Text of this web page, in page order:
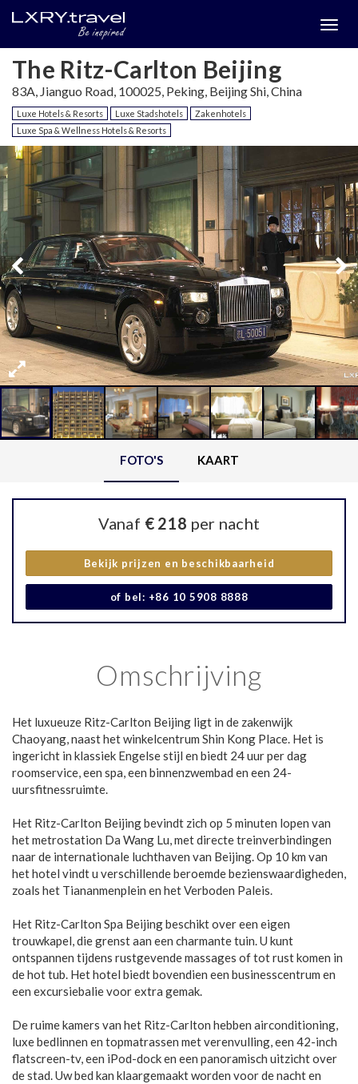
The Ritz-Carlton Beijing
83A, Jianguo Road, 100025, Peking, Beijing Shi, China
Luxe Hotels & Resorts Luxe Stadshotels
Zakenhotels
Luxe Spa & Wellness Hotels & Resorts
FOTO'S KAART
Vanaf € 218 per nacht
Bekijk prijzen en beschikbaarheid
of bel: +86 10 5908 8888
Omschrijving
Het luxueuze Ritz-Carlton Beijing ligt in de zakenwijk
Chaoyang, naast het winkelcentrum Shin Kong Place. Het is
ingericht in klassiek Engelse stijl en biedt 24 uur per dag
roomservice, een spa, een binnenzwembad en een 24-
uursfitnessruimte.
Het Ritz-Carlton Beijing bevindt zich op 5 minuten lopen van
het metrostation Da Wang Lu, met directe treinverbindingen
naar de internationale luchthaven van Beijing. Op 10 km van
het hotel vindt u verschillende beroemde bezienswaardigheden,
zoals het Tiananmenplein en het Verboden Paleis.
Het Ritz-Carlton Spa Beijing beschikt over een eigen
trouwkapel, die grenst aan een charmante tuin. U kunt
ontspannen tijdens rustgevende massages of tot rust komen in
de hot tub. Het hotel biedt bovendien een businesscentrum en
een excursiebalie voor extra gemak.
De ruime kamers van het Ritz-Carlton hebben airconditioning,
luxe bedlinnen en topmatrassen met verenvulling, een 42-inch
flatscreen-tv, een iPod-dock en een panoramisch uitzicht over
de stad. Uw bed kan klaargemaakt worden voor de nacht en